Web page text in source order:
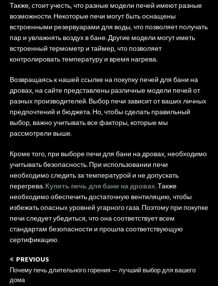
Также, стоит учесть, что разные модели печей имеют разные
возможности. Некоторые печи могут быть оснащены
встроенными резервуарами для воды, что позволяет получать
пар и увлажнять воздух в бане. Другие модели могут иметь
встроенный термометр и таймер, что позволяет
контролировать температуру и время нагрева.
Возвращаясь к нашей ссылке на покупку печей для бани на
дровах, на сайте представлены различные модели печей от
разных производителей. Выбор печи зависит от ваших личных
предпочтений и бюджета. Но, чтобы сделать правильный
выбор, важно учитывать все факторы, которые мы
рассмотрели выше.
Кроме того, при выборе печи для бани на дровах, необходимо
учитывать безопасность. При использовании печи
необходимо следить за температурой и не допускать
перегрева.Купить печь для бани на дровах. Также
необходимо обеспечить достаточную вентиляцию, чтобы
избежать опасных уровней угарного газа. Поэтому при покупке
печи следует убедиться, что она соответствует всем
стандартам безопасности и прошла соответствующую
сертификацию.
PREVIOUS
Почему печь длительного горения — лучший выбор для вашего
дома